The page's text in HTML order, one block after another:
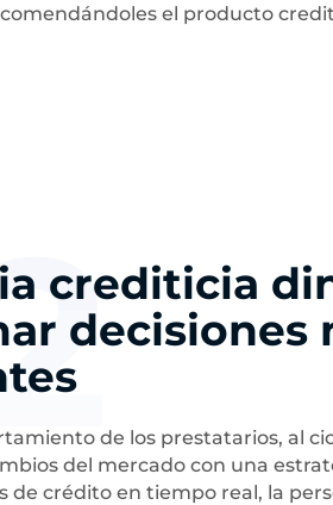
el producto
crediticia
decisiones
de los prestatarios, al
del mercado con una
de crédito en tiempo real, la